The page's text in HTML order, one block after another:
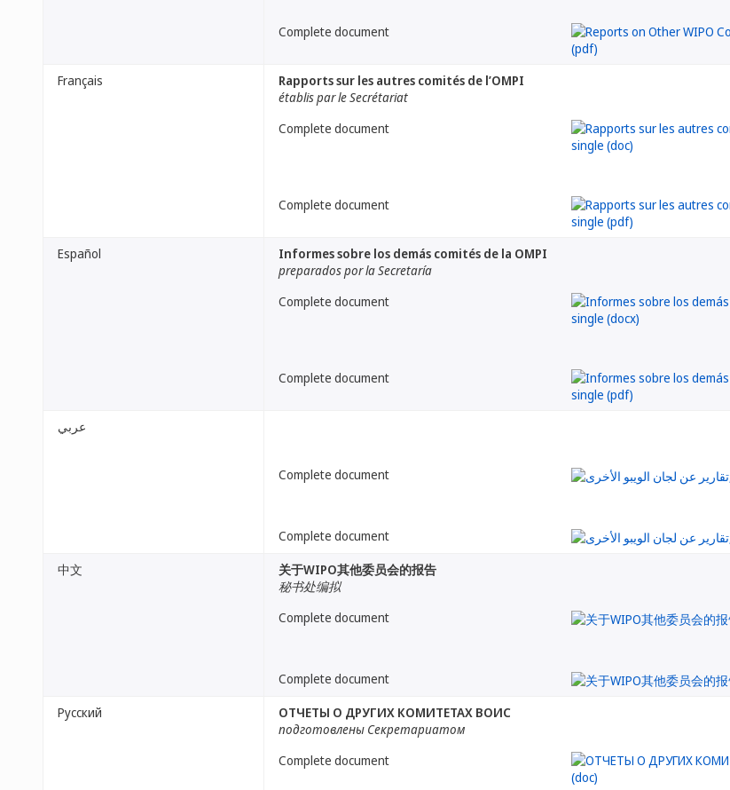
Complete document
Français
Rapports sur les autres comités de l’OMPI
établis par le Secrétariat
Complete document
Complete document
Español
Informes sobre los demás comités de la OMPI
preparados por la Secretaría
Complete document
Complete document
عربي
Complete document
Complete document
中文
关于WIPO其他委员会的报告
秘书处编拟
Complete document
Complete document
Русский
ОТЧЕТЫ О ДРУГИХ КОМИТЕТАХ ВОИС
подготовлены Секретариатом
Complete document